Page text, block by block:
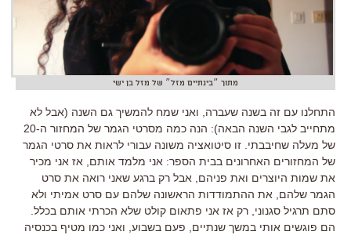
מתוך ״בינתיים מזל״ של מזל בן ישי
התחלנו עם זה בשנה שעברה, ואני שמח להמשיך גם השנה (אבל לא
מתחייב לגבי השנה הבאה): הנה כמה מסרטי הגמר של המחזור ה-20
של מעלה שחיבבתי. זו סיטואציה משונה עבורי לראות את סרטי הגמר
של המחזורים האחרונים בבית הספר: אני מלמד אותם, אז אני מכיר
את שמות היוצרים ואת פניהם, אבל רק ברגע שאני רואה את סרט
הגמר שלהם, את ההתמודדות הראשונה שלהם עם סרט אמיתי ולא
סתם תרגיל סגנוני, רק אז אני פתאום קולט שלא הכרתי אותם בכלל.
הם פוגשים אותי במשך שנתיים, פעם בשבוע, ואני כמו מטיף בכנסיה